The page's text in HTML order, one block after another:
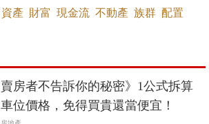
資產 財富 現金流 不動產 族群 配置
賣房者不告訴你的秘密》1公式拆算
車位價格，免得買貴還當便宜！